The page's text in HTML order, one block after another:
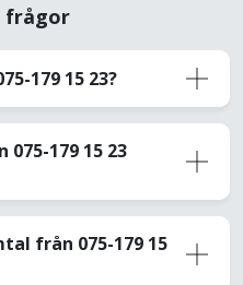
frågor
179 15 23?
179 15 23
från 075-179 15